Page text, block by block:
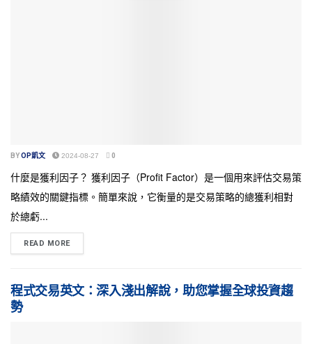
BYOP凱文 2024-08-27 0
什麼是獲利因子？ 獲利因子（Profit Factor）是一個用來評估交易策
略績效的關鍵指標。簡單來說，它衡量的是交易策略的總獲利相對
於總虧...
READ MORE
程式交易英文：深入淺出解說，助您掌握全球投資趨
勢